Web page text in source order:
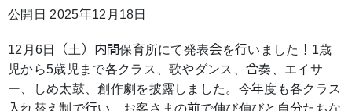
公開日 2025年12月18日
12月6日（土）内間保育所にて発表会を行いました！1歳
児から5歳児まで各クラス、歌やダンス、合奏、エイサ
ー、しめ太鼓、創作劇を披露しました。今年度も各クラス
入れ替え制で行い、お客さまの前で伸び伸びと自分たちな